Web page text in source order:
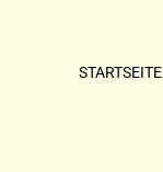
STARTSEITE